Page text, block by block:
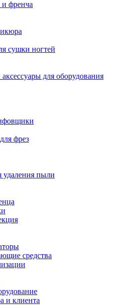
френча
сушки ногтей
для оборудования
фрез
удаления пыли
средства
и клиента